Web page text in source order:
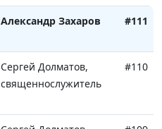
Александр Захаров #111
Сергей Долматов,
священнослужитель
#110